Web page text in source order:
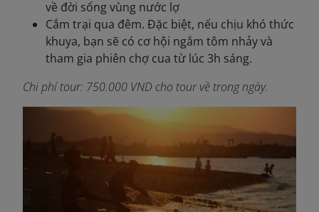
về đời sống vùng nước lợ
Cắm trại qua đêm. Đặc biệt, nếu chịu khó thức
khuya, bạn sẽ có cơ hội ngắm tôm nhảy và
tham gia phiên chợ cua từ lúc 3h sáng.
Chi phí tour: 750.000 VND cho tour về trong ngày.